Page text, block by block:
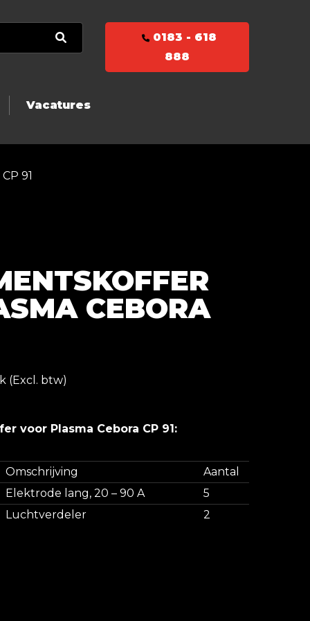
0183 - 618
888
Vacatures
91
CEBORA
(Excl. btw)
voor Plasma Cebora CP 91:
Omschrijving
Aantal
Elektrode lang, 20 – 90 A
5
Luchtverdeler
2